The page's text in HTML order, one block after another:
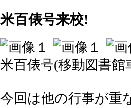
米百俵号来校!
米百俵号(移動図書
今回は他の行事が重